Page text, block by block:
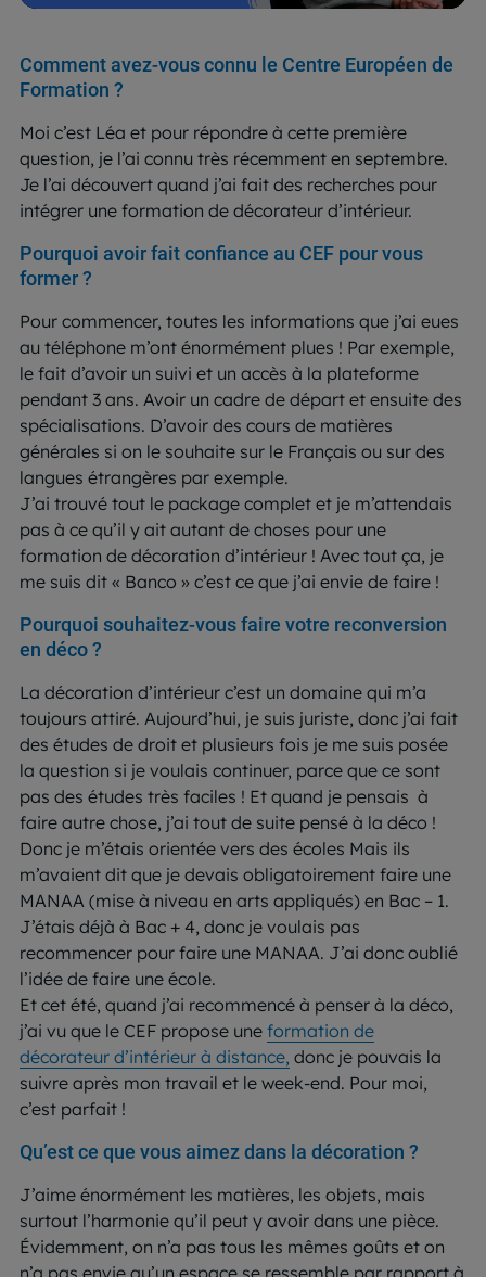
Comment avez-vous connu le Centre Européen de
Formation ?
Moi c’est Léa et pour répondre à cette première
question, je l’ai connu très récemment en septembre.
Je l’ai découvert quand j’ai fait des recherches pour
intégrer une formation de décorateur d’intérieur.
Pourquoi avoir fait confiance au CEF pour vous
former ?
Pour commencer, toutes les informations que j’ai eues
au téléphone m’ont énormément plues ! Par exemple,
le fait d’avoir un suivi et un accès à la plateforme
pendant 3 ans. Avoir un cadre de départ et ensuite des
spécialisations. D’avoir des cours de matières
générales si on le souhaite sur le Français ou sur des
langues étrangères par exemple.
J’ai trouvé tout le package complet et je m’attendais
pas à ce qu’il y ait autant de choses pour une
formation de décoration d’intérieur ! Avec tout ça, je
me suis dit « Banco » c’est ce que j’ai envie de faire !
Pourquoi souhaitez-vous faire votre reconversion
en déco ?
La décoration d’intérieur c’est un domaine qui m’a
toujours attiré. Aujourd’hui, je suis juriste, donc j’ai fait
des études de droit et plusieurs fois je me suis posée
la question si je voulais continuer, parce que ce sont
pas des études très faciles ! Et quand je pensais à
faire autre chose, j’ai tout de suite pensé à la déco !
Donc je m’étais orientée vers des écoles Mais ils
m’avaient dit que je devais obligatoirement faire une
MANAA (mise à niveau en arts appliqués) en Bac – 1.
J’étais déjà à Bac + 4, donc je voulais pas
recommencer pour faire une MANAA. J’ai donc oublié
l’idée de faire une école.
Et cet été, quand j’ai recommencé à penser à la déco,
j’ai vu que le CEF propose une formation de
décorateur d’intérieur à distance, donc je pouvais la
suivre après mon travail et le week-end. Pour moi,
c’est parfait !
Qu’est ce que vous aimez dans la décoration ?
J’aime énormément les matières, les objets, mais
surtout l’harmonie qu’il peut y avoir dans une pièce.
Évidemment, on n’a pas tous les mêmes goûts et on
n’a pas envie qu’un espace se ressemble par rapport à